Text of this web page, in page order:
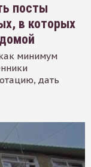
посты
в которых
минимум
дать